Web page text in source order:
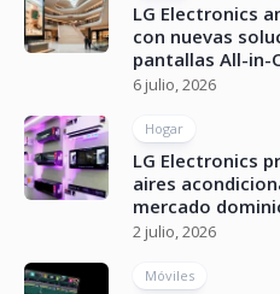
LG Electronics
con nuevas
pantallas All-in-
6 julio, 2026
Hogar
LG Electronics
aires
mercado
2 julio, 2026
Móviles